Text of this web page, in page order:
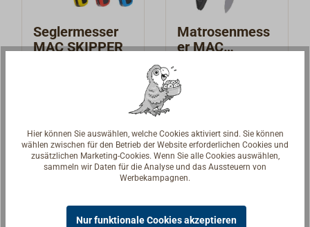
Seglermesser
MAC SKIPPER
Edelstahl-
Marlspieker
(komplett mit
Nase) und einem
separaten,
Details
Matrosenmess
er MAC
Ausführung des
mit gelbem
ergonomisch
geformten und
elastoplasten
Handgriff.Klinge
Details
Hier können Sie auswählen, welche Cookies aktiviert sind. Sie können
wählen zwischen für den Betrieb der Website erforderlichen Cookies und
zusätzlichen Marketing-Cookies. Wenn Sie alle Cookies auswählen,
sammeln wir Daten für die Analyse und das Aussteuern von
Werbekampagnen.
Nur funktionale Cookies akzeptieren